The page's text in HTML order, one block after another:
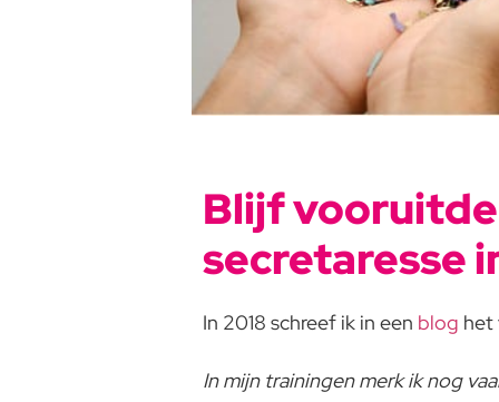
Blijf
secretaresse
In 2018 schreef ik in een blog het
In mijn trainingen merk ik nog